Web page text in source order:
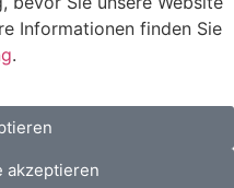
Informationen finden Sie
.
akzeptieren